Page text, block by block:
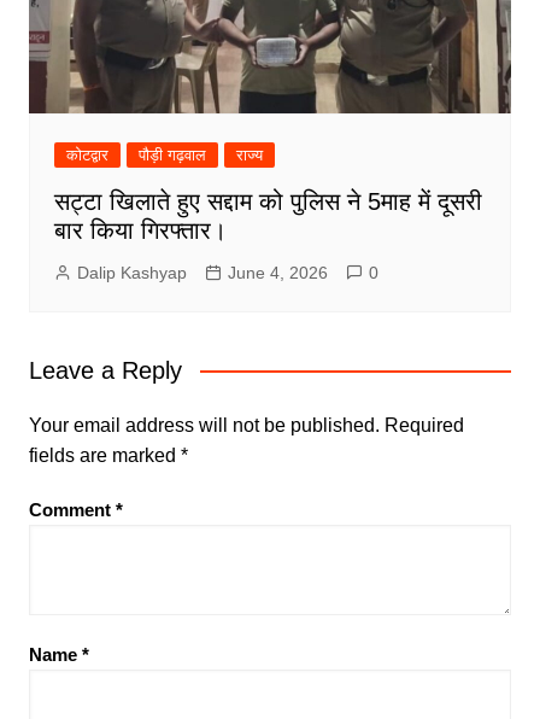
कोटद्वार पौड़ी गढ़वाल राज्य
सट्टा खिलाते हुए सद्दाम को पुलिस ने 5माह में दूसरी
बार किया गिरफ्तार।
Dalip Kashyap June 4, 2026 0
Leave a Reply
Your email address will not be published. Required
fields are marked *
Comment *
Name *